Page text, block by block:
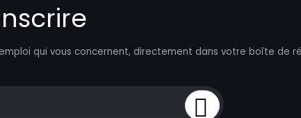
qui vous concernent, directement dans votre boîte de
Sign Up